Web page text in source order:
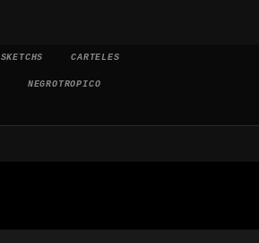
SKETCHS CARTELES
NEGROTROPICO